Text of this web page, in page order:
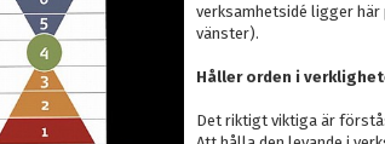
verksamhetsidé ligger här
vänster).
Håller orden i
Det riktigt viktiga är